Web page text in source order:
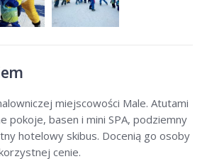
miejscowości Male. Atutami
pokoje, basen i mini SPA, podziemny
hotelowy skibus. Docenią go osoby
cenie.